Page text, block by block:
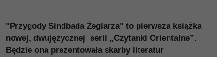
"Przygody Sindbada Żeglarza" to pierwsza książka
nowej, dwujęzycznej serii „Czytanki Orientalne”.
Będzie ona prezentowała skarby literatur